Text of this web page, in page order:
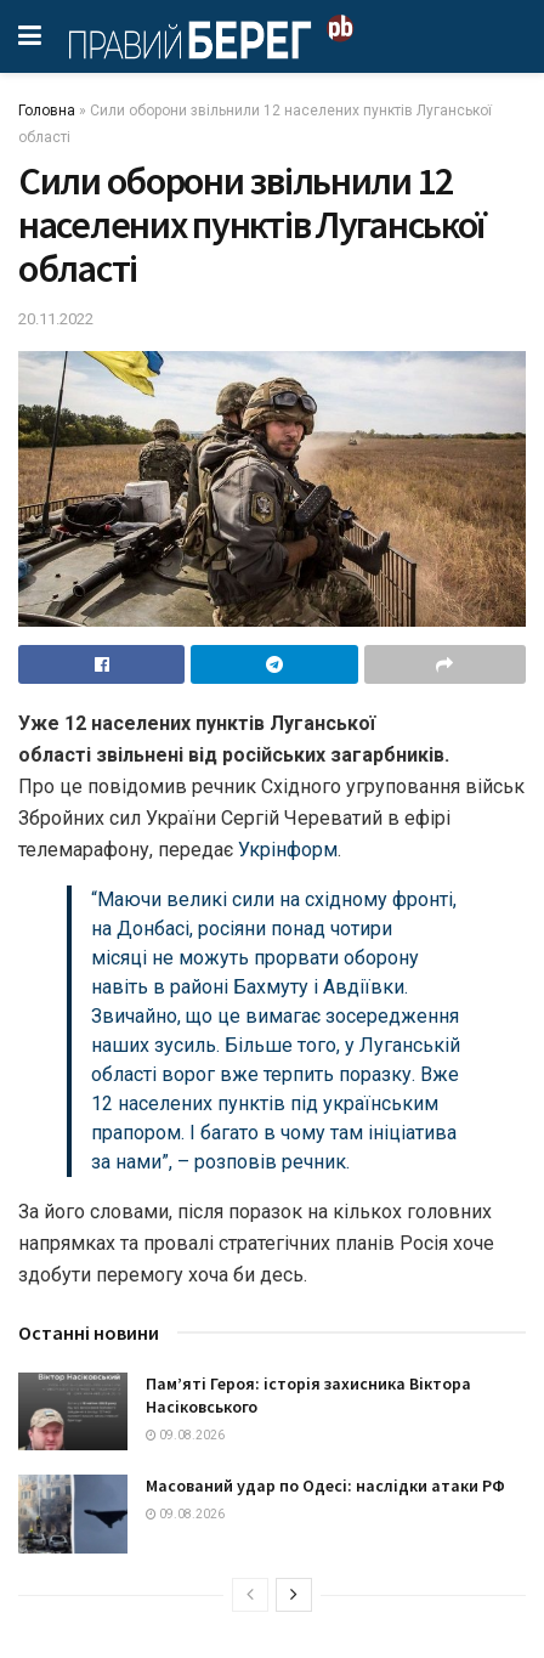
Головна » Сили оборони звільнили 12 населених пунктів Луганської
області
Сили оборони звільнили 12
населених пунктів Луганської
області
20.11.2022
Уже 12 населених пунктів Луганської
області звільнені від російських загарбників.
Про це повідомив речник Східного угруповання військ
Збройних сил України Сергій Череватий в ефірі
телемарафону, передає Укрінформ.
“Маючи великі сили на східному фронті,
на Донбасі, росіяни понад чотири
місяці не можуть прорвати оборону
навіть в районі Бахмуту і Авдіївки.
Звичайно, що це вимагає зосередження
наших зусиль. Більше того, у Луганській
області ворог вже терпить поразку. Вже
12 населених пунктів під українським
прапором. І багато в чому там ініціатива
за нами”, – розповів речник.
За його словами, після поразок на кількох головних
напрямках та провалі стратегічних планів Росія хоче
здобути перемогу хоча би десь.
Останні новини
Пам’яті Героя: історія захисника Віктора
Насіковського
09.08.2026
Масований удар по Одесі: наслідки атаки РФ
09.08.2026